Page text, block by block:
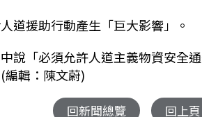
道援助行動產生「巨大影響」。
說「必須允許人道主義物資安全
輯：陳文蔚)
回新聞總覽 回上頁